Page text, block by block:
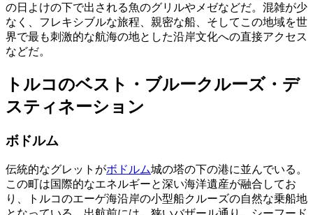
の日よけの下で出される魚のグリルやメゼなどだ。混雑が少
なく、フレキシブルな旅程、親密な船、そしてこの地域を世
界で最も刺激的な航海の地とした沿岸文化への直接アクセス
などだ。
トルコのベスト・ブルークルーズ・デ
スティネーション
ボドルム
伝統的なグレットがボドルム城の塔の下の港に並んでいる。
この町は国際的なエネルギーと深い海洋遺産が融合してお
り、トルコのエーゲ海沿岸の小型船クルーズの自然な乗船地